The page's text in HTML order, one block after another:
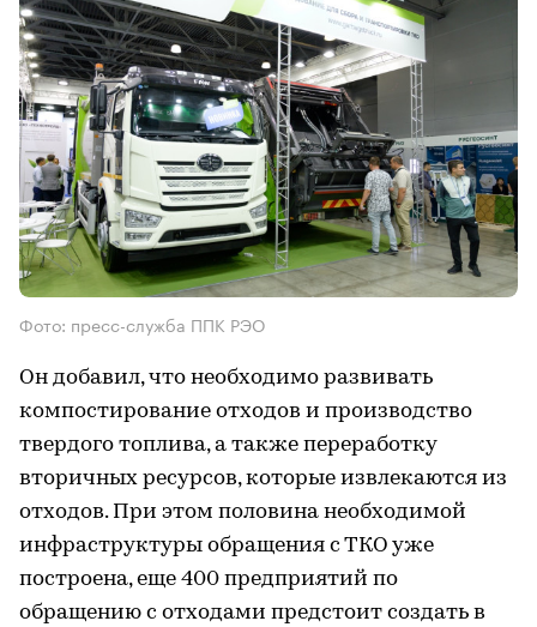
Фото: пресс-служба ППК РЭО
Он добавил, что необходимо развивать
компостирование отходов и производство
твердого топлива, а также переработку
вторичных ресурсов, которые извлекаются из
отходов. При этом половина необходимой
инфраструктуры обращения с ТКО уже
построена, еще 400 предприятий по
обращению с отходами предстоит создать в